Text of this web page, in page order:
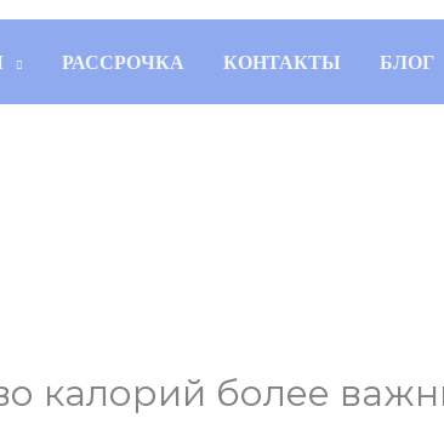
РАССРОЧКА КОНТАКТЫ БЛОГ
калорий более